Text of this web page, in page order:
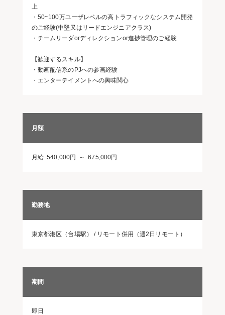
上
・50~100万ユーザレベルの高トラフィックなシステム開発
のご経験(中堅又はリードエンジニアクラス)
・チームリーダorディレクションor進捗管理のご経験
【歓迎するスキル】
・動画配信系のPJへの参画経験
・エンターテイメントへの興味関心
月額
月給 540,000円 ～ 675,000円
勤務地
東京都港区（台場駅） / リモート併用（週2日リモート）
期間
即日